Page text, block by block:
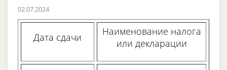
02.07.2024
Дата сдачи
Наименование налога
или декларации